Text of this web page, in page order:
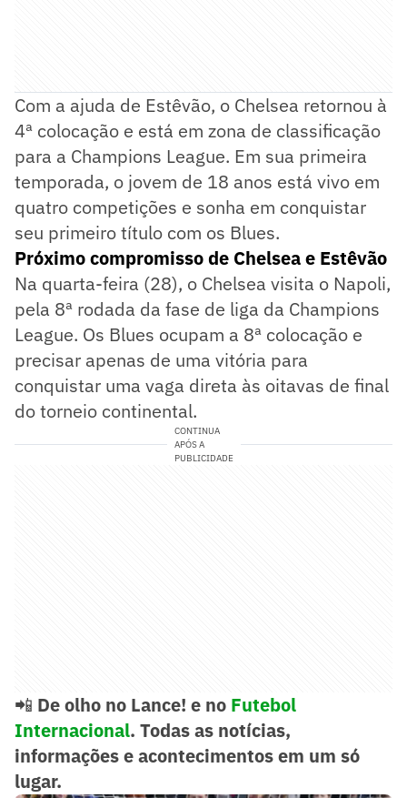
Com a ajuda de Estêvão, o Chelsea retornou à
4ª colocação e está em zona de classificação
para a Champions League. Em sua primeira
temporada, o jovem de 18 anos está vivo em
quatro competições e sonha em conquistar
seu primeiro título com os Blues.
Próximo compromisso de Chelsea e Estêvão
Na quarta-feira (28), o Chelsea visita o Napoli,
pela 8ª rodada da fase de liga da Champions
League. Os Blues ocupam a 8ª colocação e
precisar apenas de uma vitória para
conquistar uma vaga direta às oitavas de final
do torneio continental.
CONTINUA
APÓS A
PUBLICIDADE
📲 De olho no Lance! e no Futebol
Internacional. Todas as notícias,
informações e acontecimentos em um só
lugar.